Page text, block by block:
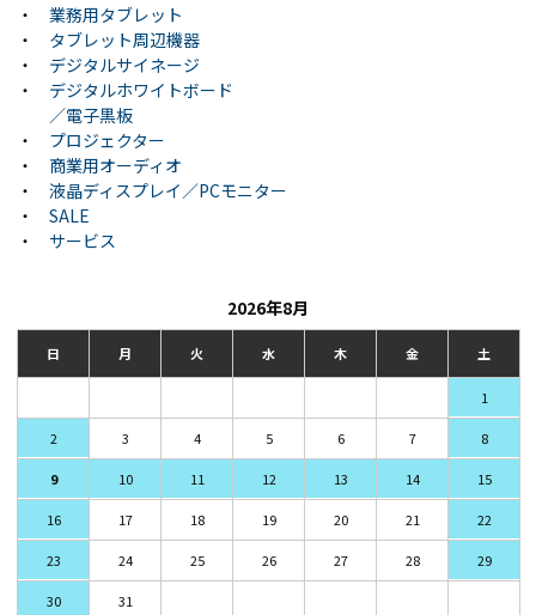
・
業務用タブレット
・
タブレット周辺機器
・
デジタルサイネージ
・
デジタルホワイトボード
／電子黒板
・
プロジェクター
・
商業用オーディオ
・
液晶ディスプレイ／PCモニター
・
SALE
・
サービス
2026年8月
日 月 火 水 木 金 土
1
2 3 4 5 6 7 8
9 10 11 12 13 14 15
16 17 18 19 20 21 22
23 24 25 26 27 28 29
30 31